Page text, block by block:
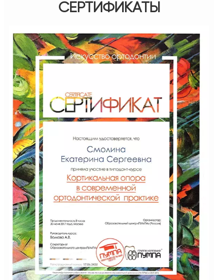
СЕРТИФИКАТЫ